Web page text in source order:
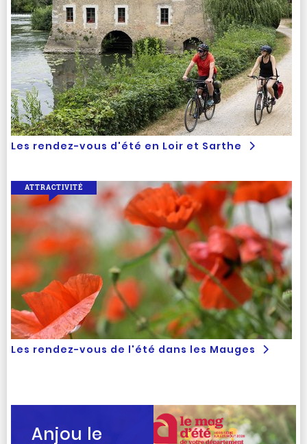
Les rendez-vous d'été en Loir et Sarthe
Les rendez-vous de l'été dans les Mauges
ATTRACTIVITÉ
Anjou le